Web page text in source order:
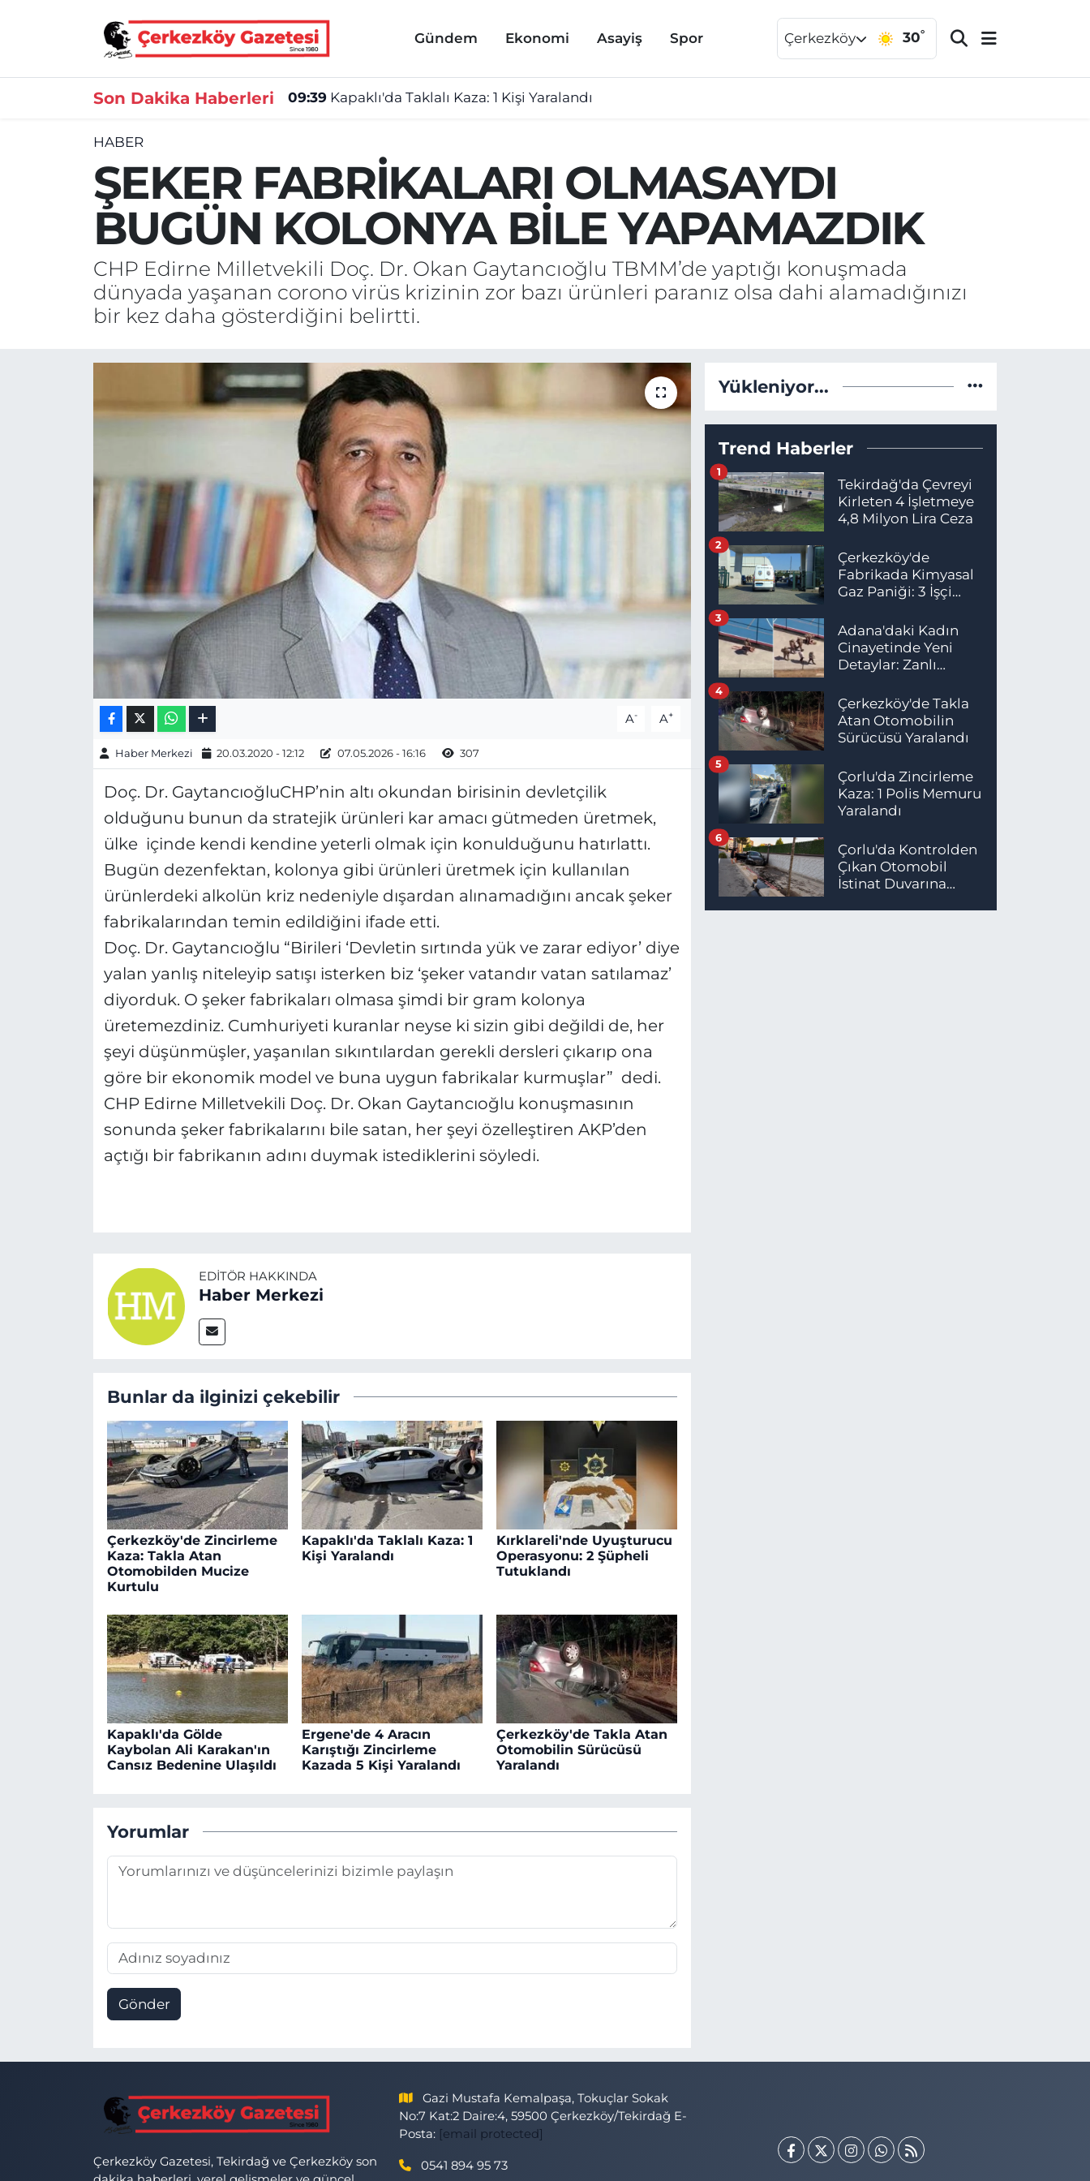
Gündem Ekonomi Asayiş Spor Çerkezköy 30°
Son Dakika Haberleri 09:39 Kapaklı'da Taklalı Kaza: 1 Kişi Yaralandı
HABER
ŞEKER FABRİKALARI OLMASAYDI
BUGÜN KOLONYA BİLE YAPAMAZDIK
CHP Edirne Milletvekili Doç. Dr. Okan Gaytancıoğlu TBMM’de yaptığı konuşmada
dünyada yaşanan corono virüs krizinin zor bazı ürünleri paranız olsa dahi alamadığınızı
bir kez daha gösterdiğini belirtti.
A- A+
Haber Merkezi 20.03.2020 - 12:12 07.05.2026 - 16:16 307
Doç. Dr. GaytancıoğluCHP’nin altı okundan birisinin devletçilik
olduğunu bunun da stratejik ürünleri kar amacı gütmeden üretmek,
ülke içinde kendi kendine yeterli olmak için konulduğunu hatırlattı.
Bugün dezenfektan, kolonya gibi ürünleri üretmek için kullanılan
ürünlerdeki alkolün kriz nedeniyle dışardan alınamadığını ancak şeker
fabrikalarından temin edildiğini ifade etti.
Doç. Dr. Gaytancıoğlu “Birileri ‘Devletin sırtında yük ve zarar ediyor’ diye
yalan yanlış niteleyip satışı isterken biz ‘şeker vatandır vatan satılamaz’
diyorduk. O şeker fabrikaları olmasa şimdi bir gram kolonya
üretemezdiniz. Cumhuriyeti kuranlar neyse ki sizin gibi değildi de, her
şeyi düşünmüşler, yaşanılan sıkıntılardan gerekli dersleri çıkarıp ona
göre bir ekonomik model ve buna uygun fabrikalar kurmuşlar” dedi.
CHP Edirne Milletvekili Doç. Dr. Okan Gaytancıoğlu konuşmasının
sonunda şeker fabrikalarını bile satan, her şeyi özelleştiren AKP’den
açtığı bir fabrikanın adını duymak istediklerini söyledi.
EDITÖR HAKKINDA
Haber Merkezi
Bunlar da ilginizi çekebilir
Çerkezköy'de Zincirleme
Kaza: Takla Atan
Otomobilden Mucize
Kurtulu
Kapaklı'da Taklalı Kaza: 1
Kişi Yaralandı
Kırklareli'nde Uyuşturucu
Operasyonu: 2 Şüpheli
Tutuklandı
Kapaklı'da Gölde
Kaybolan Ali Karakan'ın
Cansız Bedenine Ulaşıldı
Ergene'de 4 Aracın
Karıştığı Zincirleme
Kazada 5 Kişi Yaralandı
Çerkezköy'de Takla Atan
Otomobilin Sürücüsü
Yaralandı
Yorumlar
Gönder
Yükleniyor...
Trend Haberler
Tekirdağ'da Çevreyi
Kirleten 4 İşletmeye
4,8 Milyon Lira Ceza
1
Çerkezköy'de
Fabrikada Kimyasal
Gaz Paniği: 3 İşçi
2
Adana'daki Kadın
Cinayetinde Yeni
Detaylar: Zanlı
Yakalandı
3
Çerkezköy'de Takla
Atan Otomobilin
Sürücüsü Yaralandı
4
Çorlu'da Zincirleme
Kaza: 1 Polis Memuru
Yaralandı
5
Çorlu'da Kontrolden
Çıkan Otomobil
İstinat Duvarına
6
Çerkezköy Gazetesi, Tekirdağ ve Çerkezköy son
Gazi Mustafa Kemalpaşa, Tokuçlar Sokak
No:7 Kat:2 Daire:4, 59500 Çerkezköy/Tekirdağ E-
Posta: [email protected]
0541 894 95 73
Ekonomi
Gündem
Kültür&Sanat
Manşet
SAĞLIK
Künye
Topluluk Kuralları
Tekirdağ Nöbetçi Eczaneler
Tekirdağ Hava Durumu
Tekirdağ Namaz Vakitleri
Tekirdağ Trafik Yoğunluk Haritası
Süper Lig Puan Durumu ve Fikstür
Tüm Manşetler
Son Dakika Haberleri